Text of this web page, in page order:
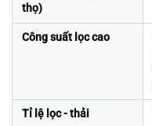
thọ)
Công suất lọc cao
Tỉ lệ lọc - thải